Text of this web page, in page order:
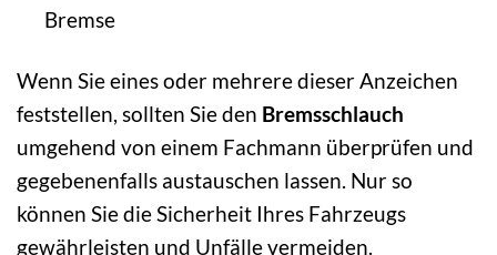
Bremse
Wenn Sie eines oder mehrere dieser Anzeichen
feststellen, sollten Sie den Bremsschlauch
umgehend von einem Fachmann überprüfen und
gegebenenfalls austauschen lassen. Nur so
können Sie die Sicherheit Ihres Fahrzeugs
gewährleisten und Unfälle vermeiden.